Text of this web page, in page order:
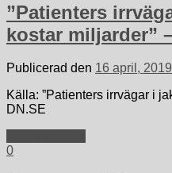
”Patienters
kostar miljarder”
Publicerad den 16 april, 2019
Källa: ”Patienters irrvägar i
DN.SE
0